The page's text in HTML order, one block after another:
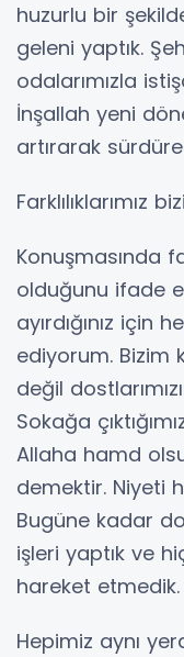
huzurlu bir
geleni yaptık.
odalarımızla
İnşallah yeni
artırarak
Farklılıklarımız
Konuşmasında
olduğunu ifade
ayırdığınız için
ediyorum. Bizim
değil
Sokağa
Allaha hamd
demektir. Niyeti
Bugüne kadar
işleri yaptık ve
hareket etmedik.
Hepimiz aynı